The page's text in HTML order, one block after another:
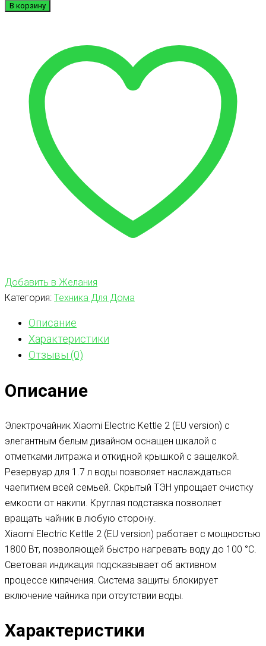
В корзину
Добавить в Желания
Категория: Техника Для Дома
Описание
Характеристики
Отзывы (0)
Описание
Электрочайник Xiaomi Electric Kettle 2 (EU version) с
элегантным белым дизайном оснащен шкалой с
отметками литража и откидной крышкой с защелкой.
Резервуар для 1.7 л воды позволяет наслаждаться
чаепитием всей семьей. Скрытый ТЭН упрощает очистку
емкости от накипи. Круглая подставка позволяет
вращать чайник в любую сторону.
Xiaomi Electric Kettle 2 (EU version) работает с мощностью
1800 Вт, позволяющей быстро нагревать воду до 100 °C.
Световая индикация подсказывает об активном
процессе кипячения. Система защиты блокирует
включение чайника при отсутствии воды.
Характеристики